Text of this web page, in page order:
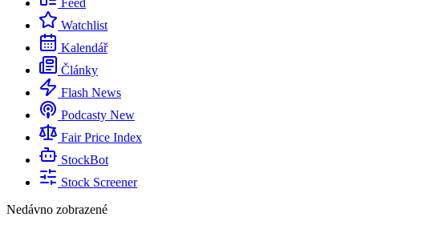
Feed
Watchlist
Kalendář
Články
Flash News
Podcasty New
Fair Price Index
StockBot
Stock Screener
Nedávno zobrazené